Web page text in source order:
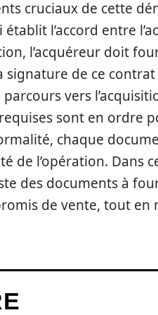
cruciaux de cette
l’accord entre
l’acquéreur doit
signature de ce
vers
sont en ordre
chaque
de l’opération. Dans
des documents à
de vente, tout